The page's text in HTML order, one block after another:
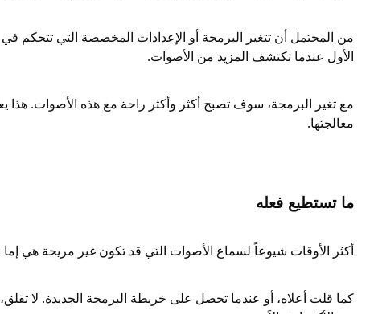
من المحتمل أن تتغير البرمجة أو الإعدادات المخصصة التي تتحكم
الأول عندما تكتشف المزيد من الأصوات.
مع تغير البرمجة، سوف تصبح أكثر وأكثر راحة مع هذه الأصوات. هذا
معالجتها.
ما تستطيع فعله
أكثر الأوقات شيوعاً لسماع الأصوات التي قد تكون غير مريحة هي
كما قلت أعلاه، أو عندما تحصل على خريطة البرمجة الجديدة. لا